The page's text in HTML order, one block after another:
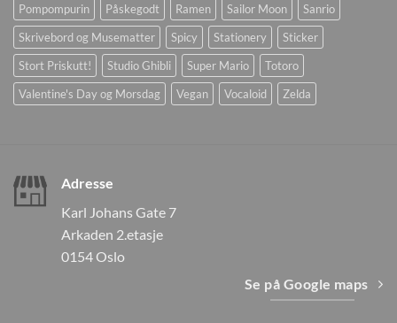
Pompompurin
Påskegodt Ramen Sailor Moon
Sanrio
Skrivebord og Musematter
Spicy Stationery
Sticker
Stort Priskutt!
Studio Ghibli Super Mario
Totoro
Valentine's Day og Morsdag
Vegan Vocaloid Zelda
Adresse
Karl Johans Gate 7
Arkaden 2.etasje
0154 Oslo
Se på Google maps